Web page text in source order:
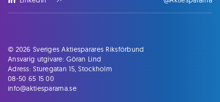
© 2026 Sveriges Aktiesparares Riksförbund
Ansvarig utgivare: Göran Lind
Adress: Sturegatan 15, Stockholm
08-50 65 15 00
info@aktiespararna.se